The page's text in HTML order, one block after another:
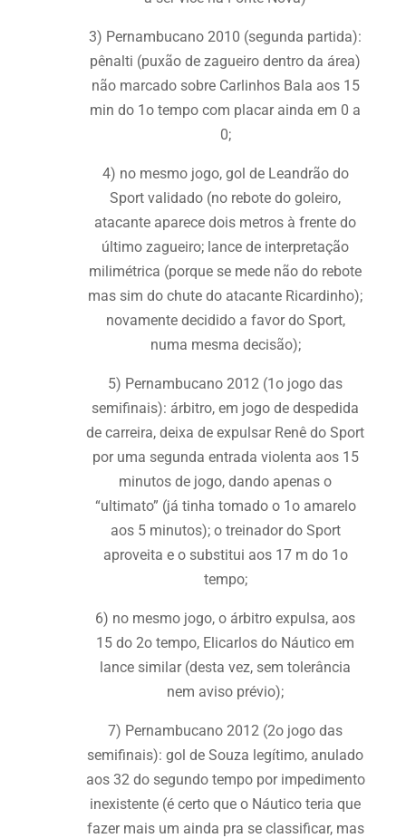
3) Pernambucano 2010 (segunda partida):
pênalti (puxão de zagueiro dentro da área)
não marcado sobre Carlinhos Bala aos 15
min do 1o tempo com placar ainda em 0 a
0;
4) no mesmo jogo, gol de Leandrão do
Sport validado (no rebote do goleiro,
atacante aparece dois metros à frente do
último zagueiro; lance de interpretação
milimétrica (porque se mede não do rebote
mas sim do chute do atacante Ricardinho);
novamente decidido a favor do Sport,
numa mesma decisão);
5) Pernambucano 2012 (1o jogo das
semifinais): árbitro, em jogo de despedida
de carreira, deixa de expulsar Renê do Sport
por uma segunda entrada violenta aos 15
minutos de jogo, dando apenas o
“ultimato” (já tinha tomado o 1o amarelo
aos 5 minutos); o treinador do Sport
aproveita e o substitui aos 17 m do 1o
tempo;
6) no mesmo jogo, o árbitro expulsa, aos
15 do 2o tempo, Elicarlos do Náutico em
lance similar (desta vez, sem tolerância
nem aviso prévio);
7) Pernambucano 2012 (2o jogo das
semifinais): gol de Souza legítimo, anulado
aos 32 do segundo tempo por impedimento
inexistente (é certo que o Náutico teria que
fazer mais um ainda pra se classificar, mas